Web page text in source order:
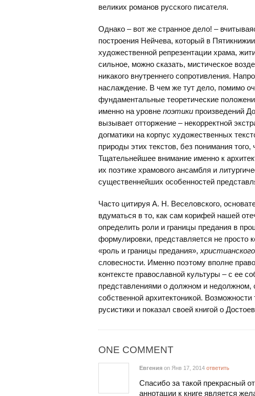
великих романов русского писателя.
Однако – вот же странное дело! –
построения Нейчева, который в
художественной репрезентации храма,
сильное, можно сказать, мистическое
никакого внутреннего сопротивления.
наслаждение. В чем же тут дело, помимо
фундаментальные теоретические
именно на уровне поэтики произведений
вызывает отторжение – некорректной
догматики на корпус художественных
природы этих текстов, без понимания того,
Тщательнейшее внимание именно к
их поэтике храмового ансамбля и
существеннейших особенностей
Часто цитируя А. Н. Веселовского,
вдуматься в то, как сам корифей нашей
определить роли и границы предания в
формулировки, представляется не
«роль и границы предания», христианского
словесности. Именно поэтому вполне
контексте православной культуры – с ее
представлениями о должном и
собственной архитектоникой.
русистики и показал своей книгой о
ONE COMMENT
Евгения on Янв 17, 2014 ответить
Спасибо за такой прекрасный
аннотации к книге является